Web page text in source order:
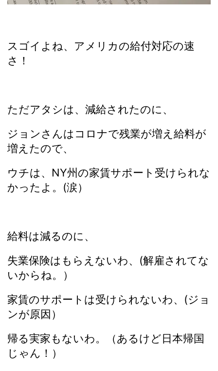
スゴイよね、アメリカの給付対応の速
さ！
ただアタシは、減給されたのに、
ジョンさんはコロナで残業が増え給料が
増えたので、
ウチは、NY州の家賃サポート受けられな
かったよ。(涙）
給料は減るのに、
失業保険はもらえないわ、(解雇されてな
いからね。）
家賃のサポートは受けられないわ、(ジョ
ンが原因）
帰る実家もないわ。（あるけど日本帰国
じゃん！）